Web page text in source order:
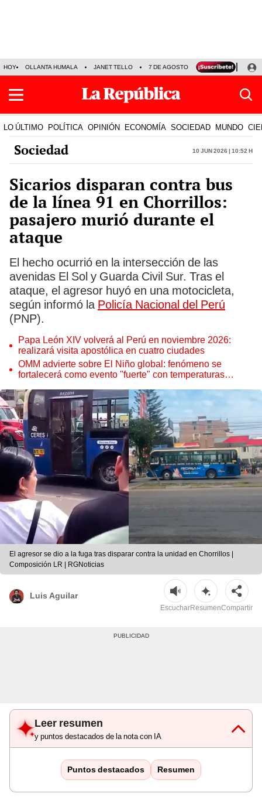
HOY OLLANTA HUMALA JANET TELLO 7 DE AGOSTO TINKA RESULTADOS
LO ÚLTIMO POLÍTICA OPINIÓN ECONOMÍA SOCIEDAD MUNDO
Sociedad 10 Jun 2026 | 10:52 h
Sicarios disparan contra bus
de la línea 91 en Chorrillos:
pasajero murió durante el
ataque
El hecho ocurrió en la intersección de las
avenidas El Sol y Guarda Civil Sur. Tras el
ataque, el agresor huyó en una motocicleta,
según informó la Policía Nacional del Perú
(PNP).
Papa León XIV volverá al Perú en noviembre 2026:
realizará visita apostólica en cuatro ciudades
OMM advierte sobre El Niño global: fenómeno se
fortalecerá como evento "fuerte" con temperaturas
El agresor se dio a la fuga tras disparar contra la unidad en Chorrillos |
Composición LR | RGNoticias
Luis Aguilar
EscucharResumenCompartir
Leer resumen
y puntos destacados de la nota con IA
Puntos destacados Resumen